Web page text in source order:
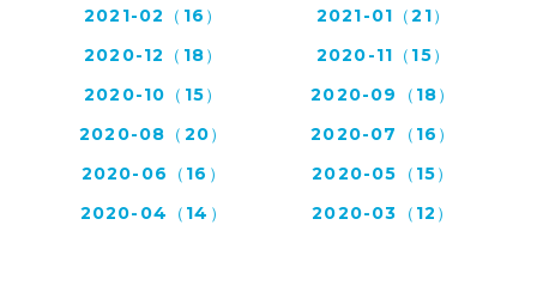
2021-02（16）
2021-01（21）
2020-12（18）
2020-11（15）
2020-10（15）
2020-09（18）
2020-08（20）
2020-07（16）
2020-06（16）
2020-05（15）
2020-04（14）
2020-03（12）